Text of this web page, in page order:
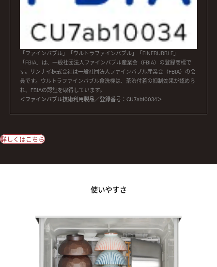
「ファインバブル」「ウルトラファインバブル」「FINEBUBBLE」
「FBIA」は、一般社団法人ファインバブル産業会（FBIA）の登録商標で
す。リンナイ株式会社は一般社団法人ファインバブル産業会（FBIA）の会
員です。ウルトラファインバブル食洗機は、茶渋付着の抑制効果が認めら
れ、FBIAの認証を取得しています。
＜ファインバブル技術利用製品／登録番号：CU7ab10034＞
詳しくはこちら
使いやすさ